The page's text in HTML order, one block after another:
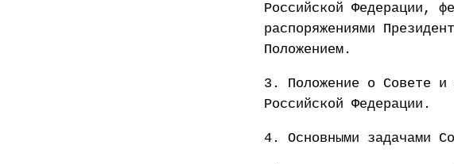
Российской Федерации,
распоряжениями
Положением.
3. Положение о Совете и
Российской Федерации.
4. Основными задачами